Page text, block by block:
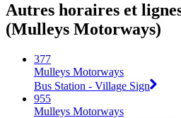
Autres horaires et
(Mulleys Motorways)
377
Mulleys Motorways
Bus Station - Village Sign
955
Mulleys Motorways